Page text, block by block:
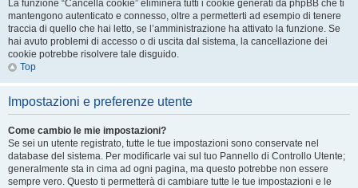
La funzione “Cancella cookie” eliminerà tutti i cookie generati da phpBB che ti
mantengono autenticato e connesso, oltre a permetterti ad esempio di tenere
traccia di quello che hai letto, se l’amministrazione ha attivato la funzione. Se
hai avuto problemi di accesso o di uscita dal sistema, la cancellazione dei
cookie potrebbe risolvere tale disguido.
Top
Impostazioni e preferenze utente
Come cambio le mie impostazioni?
Se sei un utente registrato, tutte le tue impostazioni sono conservate nel
database del sistema. Per modificarle vai sul tuo Pannello di Controllo Utente;
generalmente sta in cima ad ogni pagina, ma questo potrebbe non essere
sempre vero. Questo ti permetterà di cambiare tutte le tue impostazioni e le